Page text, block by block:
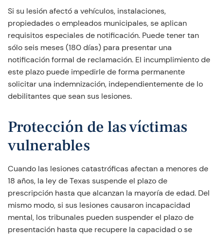
Si su lesión afectó a vehículos, instalaciones,
propiedades o empleados municipales, se aplican
requisitos especiales de notificación. Puede tener tan
sólo seis meses (180 días) para presentar una
notificación formal de reclamación. El incumplimiento de
este plazo puede impedirle de forma permanente
solicitar una indemnización, independientemente de lo
debilitantes que sean sus lesiones.
Protección de las víctimas
vulnerables
Cuando las lesiones catastróficas afectan a menores de
18 años, la ley de Texas suspende el plazo de
prescripción hasta que alcanzan la mayoría de edad. Del
mismo modo, si sus lesiones causaron incapacidad
mental, los tribunales pueden suspender el plazo de
presentación hasta que recupere la capacidad o se